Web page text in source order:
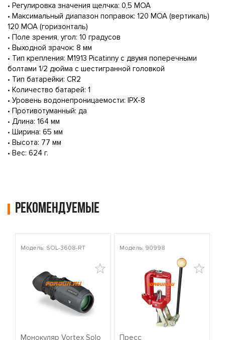
• Регулировка значения щелчка: 0,5 МОА
• Максимальный диапазон поправок: 120 МОА (вертикаль)
120 МОА (горизонталь)
• Поле зрения, угол: 10 градусов
• Выходной зрачок: 8 мм
• Тип крепления: М1913 Рiсаtinny с двумя поперечными
болтами 1/2 дюйма с шестигранной головкой
• Тип батарейки: СR2
• Количество батарей: 1
• Уровень водонепроницаемости: IРХ-8
• Противотуманный: да
• Длина: 164 мм
• Ширина: 65 мм
• Высота: 77 мм
• Вес: 624 г.
Рекомендуемые
Модель: SOL-3608-RT
Монокуляр Vortex Solo
Модель: 90998
Пресс